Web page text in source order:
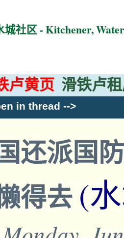
城社区 - Kitchener,
卢黄页 滑铁卢
in thread -->
还派国
得去 (